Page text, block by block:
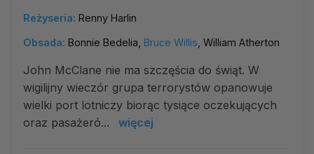
Reżyseria: Renny Harlin
Obsada: Bonnie Bedelia, Bruce Willis , William Atherton
John McClane nie ma szczęścia do świąt. W
wigilijny wieczór grupa terrorystów opanowuje
wielki port lotniczy biorąc tysiące oczekujących
oraz pasażeró...
więcej